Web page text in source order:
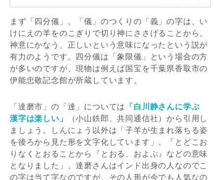
まず「四分儀」。「儀」のつくりの「義」の字は、い
けにえの羊をのこぎりで切り神にささげることから、
神意にかなう、正しいという意味になったという説が
有力のようです。四分儀は「象限儀」という場合の方
が多いのですが、現物は例えば国宝を千葉県香取市の
伊能忠敬記念館が所蔵しています。
「達磨市」の「達」については 「白川静さんに学ぶ
漢字は楽しい」
（小山鉄郎、共同通信社）から引用し
ましょう。しんにょう以外は「子羊が生まれ落ちる姿
を後ろから見た形を文字化しています」。「とどこお
りなくとおることから『とおる、およぶ』などの意味
となりました」。達磨さんはインド出身の人なのでこ
の字は当て字なのですが、その人形が今でも人気なの